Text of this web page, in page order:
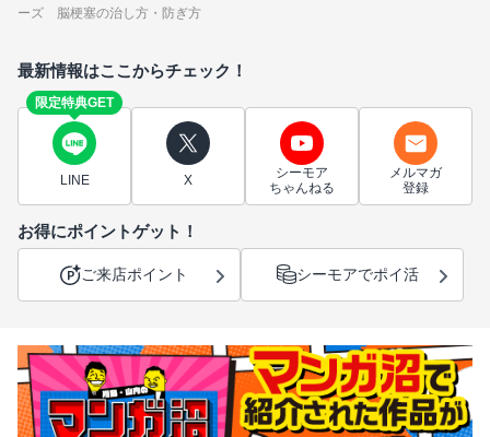
ーズ 脳梗塞の治し方・防ぎ方
最新情報はここからチェック！
限定特典GET
LINE X
シーモア
ちゃんねる
メルマガ
登録
お得にポイントゲット！
ご来店ポイント シーモアでポイ活